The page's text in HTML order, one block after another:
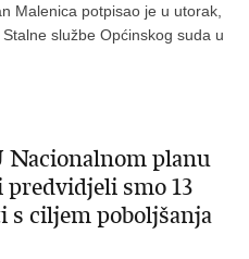
Malenica potpisao je u utorak,
službe Općinskog suda u
planu
smo 13
ciljem poboljšanja